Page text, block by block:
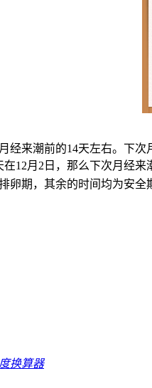
经来潮前的14天左右。下
12月2日，那么下次月经
卵期，其余的时间均为安全
换算器